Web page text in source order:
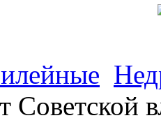
Советской